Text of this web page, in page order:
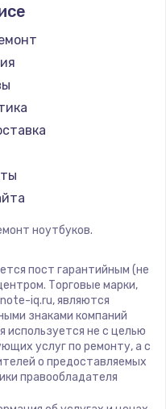
Predator
iru
Machenike
DEXP
Teclast
CHUWI
Colorful
ноутбуков.
пост гарантийным (не
Торговые марки,
iq.ru, являются
знаками компаний
используется не с целью
услуг по ремонту, а с
о предоставляемых
правообладателя